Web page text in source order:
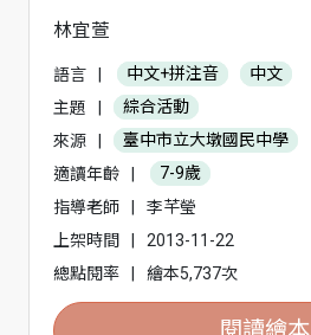
林宜萱
語言 | 中文+拼注音
中文
主題
|
綜合活動
來源
|
臺中市立大墩國民中學
適讀年齡
|
7-9歲
指導老師
|
李芊瑩
上架時間
|
2013-11-22
總點閱率
| 繪本5,737次